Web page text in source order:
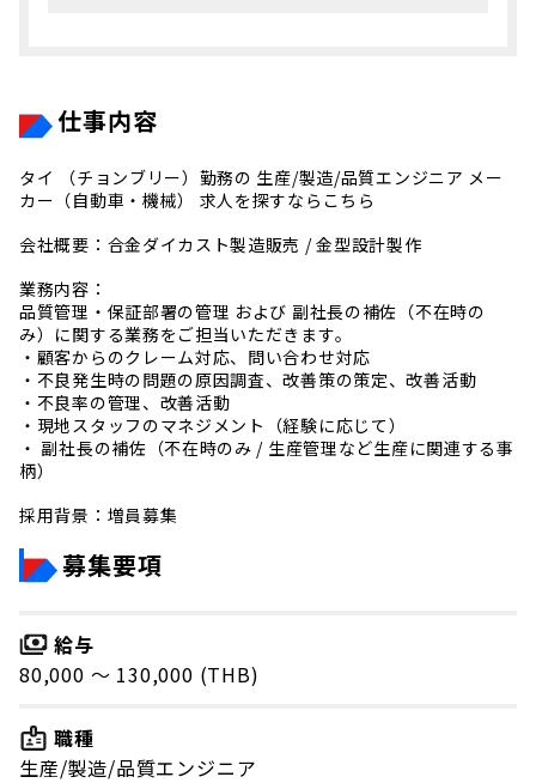
仕事内容
タイ （チョンブリー）勤務の 生産/製造/品質エンジニア メー
カー（自動車・機械） 求人を探すならこちら
会社概要：合金ダイカスト製造販売 / 金型設計製作
業務内容：
品質管理・保証部署の管理 および 副社長の補佐（不在時の
み）に関する業務をご担当いただきます。
・顧客からのクレーム対応、問い合わせ対応
・不良発生時の問題の原因調査、改善策の策定、改善活動
・不良率の管理、改善活動
・現地スタッフのマネジメント（経験に応じて）
・ 副社長の補佐（不在時のみ / 生産管理など生産に関連する事
柄）
採用背景：増員募集
募集要項
給与
80,000 〜 130,000 (THB)
職種
生産/製造/品質エンジニア